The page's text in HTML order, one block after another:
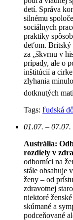
detí. Správa
silnému
sociálnych
praktiky
deťom. Britský
za „škvrnu v
prípady, ale o
inštitúcií a
zlyhania
dotknutých
Tags: ľudská
01.07. – 07.07.
Austrália:
rozdiely v
odborníci na
stále obsahuje
ženy – od
zdravotnej
niektoré
skúmané a
podceňované